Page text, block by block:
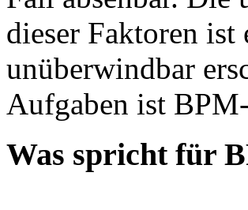
dieser Faktoren ist
unüberwindbar
Aufgaben ist
Was spricht für